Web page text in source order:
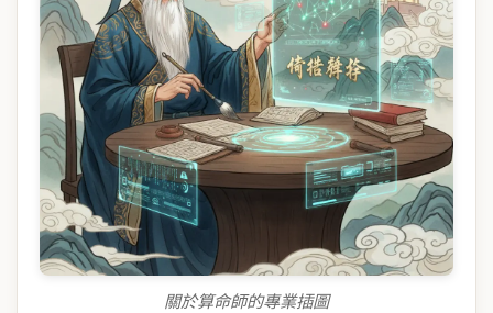
關於算命師的專業插圖